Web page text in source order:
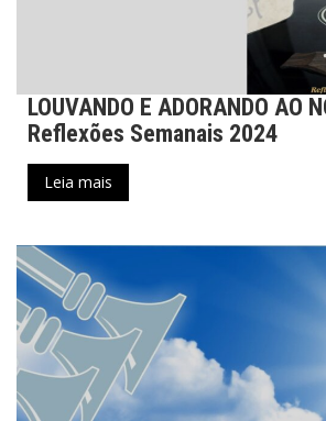
LOUVANDO E ADORANDO AO
Reflexões Semanais 2024
Leia mais